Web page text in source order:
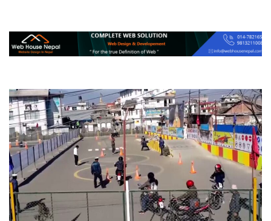
‘ईयुमा डट कम’ले बुधबारदेखि आफ्नो
औपचारिक सेवा सञ्चालनमा